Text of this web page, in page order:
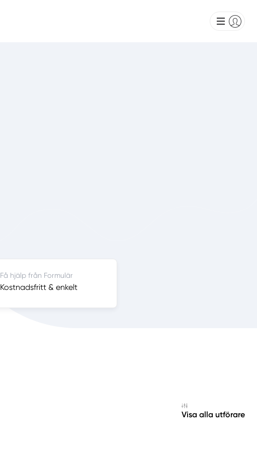
Få hjälp från Formulär
Kostnadsfritt & enkelt
Visa alla utförare